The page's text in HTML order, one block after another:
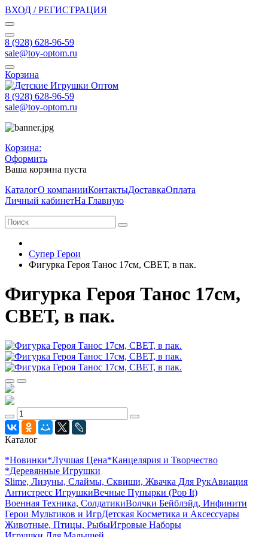
ВХОД / РЕГИСТРАЦИЯ
8 (928) 628-96-59
sale@toy-optom.ru
Корзина
8 (928) 628-96-59
sale@toy-optom.ru
Корзина:
Оформить
Ваша корзина пуста
КаталогО компанииКонтактыДоставкаОплата
Личный кабинетНа Главную
Супер Герои
Фигурка Героя Танос 17см, СВЕТ, в пак.
Фигурка Героя Танос 17см,
СВЕТ, в пак.
Каталог
*Новинки*Лучшая Цена*Канцелярия и Творчество
*Деревянные Игрушки
Slime, Лизуны, Слаймы, Сквиши, Жвачка Для РукАвиация
Антистресс ИгрушкиВечные Пупырки (Pop It)
Военная Техника, СолдатикиВолчки Бейблэйд, Инфинити
Герои Мультиков и ИгрДетcкая Косметика и Аксессуары
Животные, Птицы, РыбыИгровые Наборы